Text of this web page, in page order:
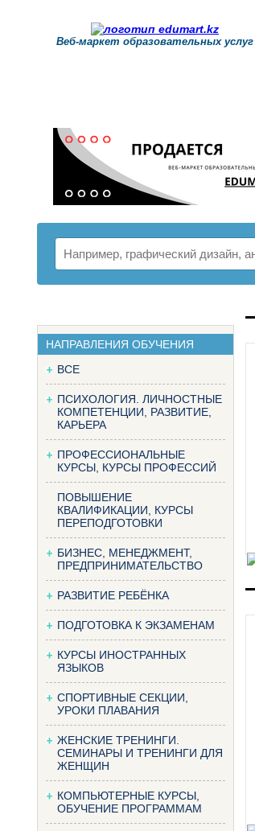
Веб-маркет образовательных услуг
НАПРАВЛЕНИЯ ОБУЧЕНИЯ
ВСЕ
ПСИХОЛОГИЯ. ЛИЧНОСТНЫЕ
КОМПЕТЕНЦИИ, РАЗВИТИЕ,
КАРЬЕРА
ПРОФЕССИОНАЛЬНЫЕ
КУРСЫ, КУРСЫ ПРОФЕССИЙ
ПОВЫШЕНИЕ
КВАЛИФИКАЦИИ, КУРСЫ
ПЕРЕПОДГОТОВКИ
БИЗНЕС, МЕНЕДЖМЕНТ,
ПРЕДПРИНИМАТЕЛЬСТВО
РАЗВИТИЕ РЕБЁНКА
ПОДГОТОВКА К ЭКЗАМЕНАМ
КУРСЫ ИНОСТРАННЫХ
ЯЗЫКОВ
СПОРТИВНЫЕ СЕКЦИИ,
УРОКИ ПЛАВАНИЯ
ЖЕНСКИЕ ТРЕНИНГИ.
СЕМИНАРЫ И ТРЕНИНГИ ДЛЯ
ЖЕНЩИН
КОМПЬЮТЕРНЫЕ КУРСЫ,
ОБУЧЕНИЕ ПРОГРАММАМ